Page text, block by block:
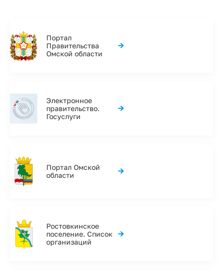
Портал
Правительства
Омской области
→
Электронное
правительство.
Госуслуги
→
Портал Омской
области
→
Ростовкинское
поселение. Список
организаций
→